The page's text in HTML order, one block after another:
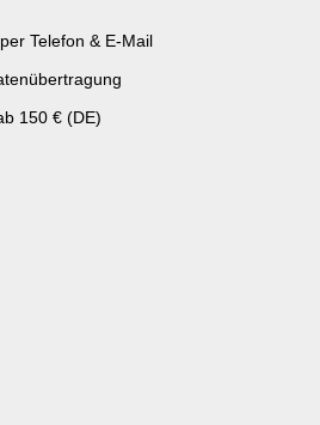
Telefon & E-Mail
150 € (DE)